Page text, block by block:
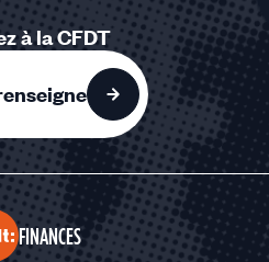
à la CFDT
FINANCES